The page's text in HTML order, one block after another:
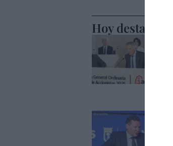
Hoy destacamos